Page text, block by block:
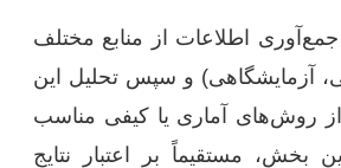
اطلاعات از منابع مختلف
آزمایشگاهی) و سپس تحلیل این
از روش‌های آماری یا کیفی مناسب
مستقیماً بر اعتبار نتایج